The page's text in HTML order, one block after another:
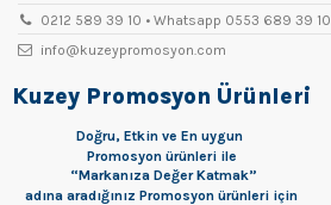
0212 589 39 10 • Whatsapp 0553 689 39 10
info@kuzeypromosyon.com
Kuzey Promosyon Ürünleri
Doğru, Etkin ve En uygun
Promosyon ürünleri ile
“Markanıza Değer Katmak”
adına aradığınız Promosyon ürünleri için